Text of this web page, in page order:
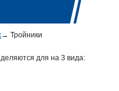
→ Тройники
для на 3 вида: